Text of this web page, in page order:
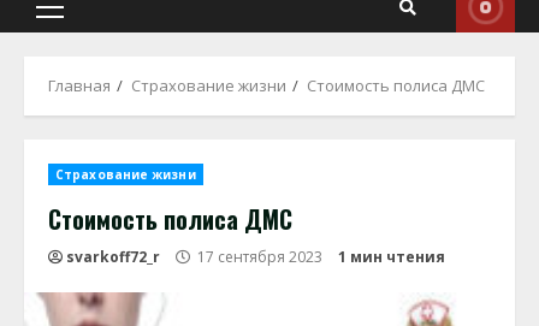
Основное
Главная Страхование жизни Стоимость полиса ДМС
Страхование жизни
Стоимость полиса ДМС
svarkoff72_r 17 сентября 2023 1 мин чтения